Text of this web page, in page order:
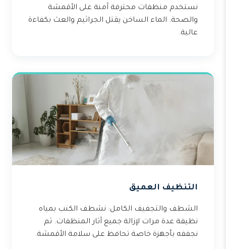
نستخدم منظفات محترفة آمنة على الأقمشة
والصحة. الماء الساخن يقتل الجراثيم والعث بكفاءة
عالية.
التنظيف العميق
الشطف والتجفيف الكامل: نشطف الكنب بمياه
نظيفة عدة مرات لإزالة جميع آثار المنظفات. ثم
نجففه بأجهزة خاصة تحافظ على سلامة الأقمشة.